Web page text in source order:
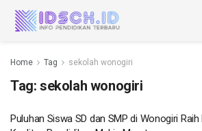
Home Tag sekolah wonogiri
Tag: sekolah wonogiri
Puluhan Siswa SD dan SMP di Wonogiri